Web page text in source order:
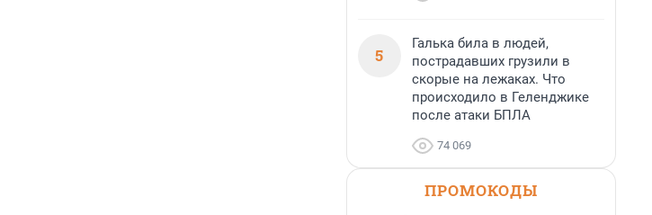
5
Галька била в людей,
пострадавших грузили в
скорые на лежаках. Что
происходило в Геленджике
после атаки БПЛА
74 069
ПРОМОКОДЫ